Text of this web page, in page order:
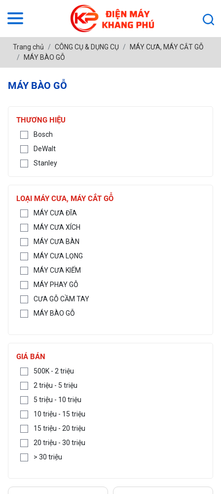
Trang chủ CÔNG CỤ & DỤNG CỤ
MÁY CƯA, MÁY CẮT GỖ
MÁY BÀO GỖ
MÁY BÀO GỖ
THƯƠNG HIỆU
Bosch
DeWalt
Stanley
LOẠI MÁY CƯA, MÁY CẮT GỖ
MÁY CƯA ĐĨA
MÁY CƯA XÍCH
MÁY CƯA BÀN
MÁY CƯA LỌNG
MÁY CƯA KIẾM
MÁY PHAY GỖ
CƯA GỖ CẦM TAY
MÁY BÀO GỖ
GIÁ BÁN
500K - 2 triệu
2 triệu - 5 triệu
5 triệu - 10 triệu
10 triệu - 15 triệu
15 triệu - 20 triệu
20 triệu - 30 triệu
> 30 triệu